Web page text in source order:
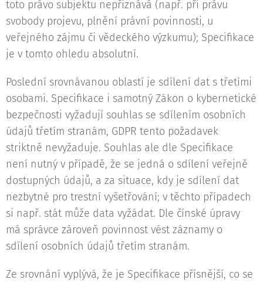
toto právo subjektu nepřiznává (např. při právu
svobody projevu, plnění právní povinnosti, u
veřejného zájmu či vědeckého výzkumu); Specifikace
je v tomto ohledu absolutní.
Poslední srovnávanou oblastí je sdílení dat s třetími
osobami. Specifikace i samotný Zákon o kybernetické
bezpečnosti vyžadují souhlas se sdílením osobních
údajů třetím stranám, GDPR tento požadavek
striktně nevyžaduje. Souhlas ale dle Specifikace
není nutný v případě, že se jedná o sdílení veřejně
dostupných údajů, a za situace, kdy je sdílení dat
nezbytné pro trestní vyšetřování; v těchto případech
si např. stát může data vyžádat. Dle čínské úpravy
má správce zároveň povinnost vést záznamy o
sdílení osobních údajů třetím stranám.
Ze srovnání vyplývá, že je Specifikace přísnější, co se